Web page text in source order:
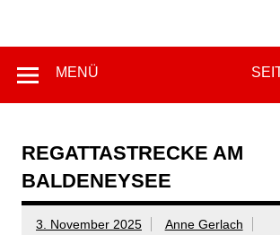
MENÜ
REGATTASTRECKE AM
BALDENEYSEE
3. November 2025 Anne Gerlach